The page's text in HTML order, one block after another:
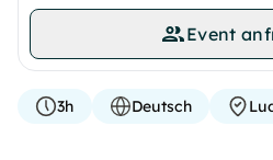
Event
3h Deutsch